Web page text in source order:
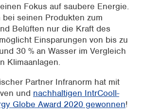
Fokus auf saubere Energie.
seinen Produkten zum
Belüften nur die Kraft des
Einsparungen von bis zu
30 % an Wasser im Vergleich
Klimaanlagen.
Partner Infranorm hat mit
und nachhaltigen IntrCooll-
Globe Award 2020 gewonnen!